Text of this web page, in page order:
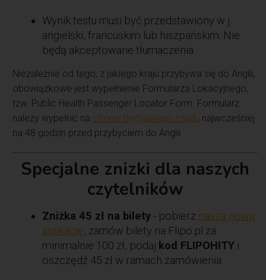
Wynik testu musi być przedstawiony w j.
angielski, francuskim lub hiszpańskim. Nie
będą akceptowane tłumaczenia.
Niezależnie od tego, z jakiego kraju przybywa się do Anglii,
obowiązkowe jest wypełnienie Formularza Lokacyjnego,
tzw. Public Health Passenger Locator Form. Formularz
należy wypełnić na stronie brytyjskiego rządu najwcześniej
na 48 godzin przed przybyciem do Anglii.
Specjalne znizki dla naszych
czytelników
Zniżka 45 zł na bilety - pobierz naszą nową
aplikację, zamów bilety na Flipo.pl za
minimalnie 100 zł, podaj kod FLIPOHITY i
oszczędź 45 zł w ramach zamówienia.